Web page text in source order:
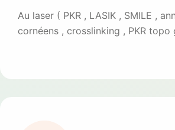
Au laser ( PKR , LASIK , SMILE ,
cornéens , crosslinking , PKR topo